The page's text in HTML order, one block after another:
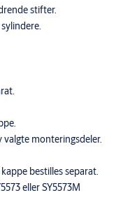
stifter.
valgte monteringsdeler.
bestilles separat.
eller SY5573M